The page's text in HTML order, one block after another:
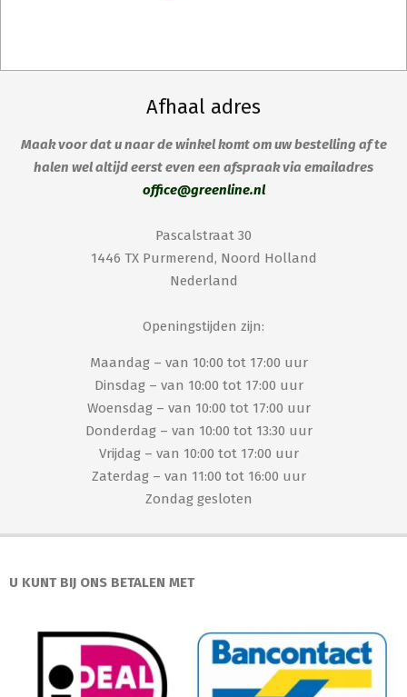
Afhaal adres
Maak voor dat u naar de winkel komt om uw bestelling af te
halen wel altijd eerst even een afspraak via emailadres
office@greenline.nl
Pascalstraat 30
1446 TX Purmerend, Noord Holland
Nederland
Openingstijden zijn:
Maandag – van 10:00 tot 17:00 uur
Dinsdag – van 10:00 tot 17:00 uur
Woensdag – van 10:00 tot 17:00 uur
Donderdag – van 10:00 tot 13:30 uur
Vrijdag – van 10:00 tot 17:00 uur
Zaterdag – van 11:00 tot 16:00 uur
Zondag gesloten
U KUNT BIJ ONS BETALEN MET